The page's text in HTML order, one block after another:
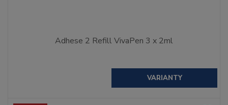
Adhese 2 Refill VivaPen 3 x 2ml
VARIANTY